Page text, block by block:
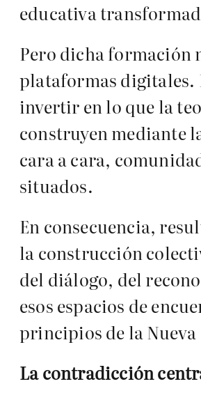
educativa
Pero dicha formación
plataformas digitales.
invertir en lo que la
construyen mediante
cara a cara,
situados.
En consecuencia,
la construcción
del diálogo, del
esos espacios de
principios de la Nueva
La contradicción